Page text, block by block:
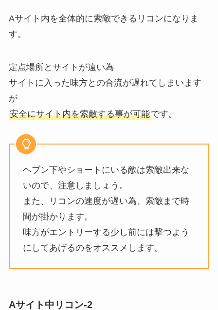
Aサイト内を全体的に索敵できるリコンになりま
す。
定点場所とサイトが遠い為
サイトに入った味方との合流が遅れてしまいます
が
安全にサイト内を索敵する事が可能です。
ヘブン下やショートにいる敵は索敵出来な
いので、注意しましょう。
また、リコンの速度が遅い為、索敵まで時
間が掛かります。
味方がエントリーする少し前には撃つよう
にしてあげるのをオススメします。
Aサイト中リコン-2